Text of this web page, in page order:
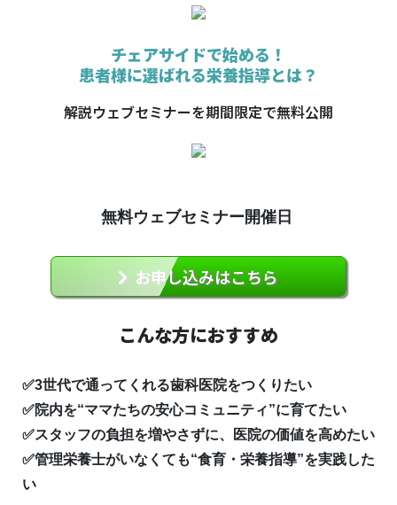
チェアサイドで始める！
患者様に選ばれる栄養指導とは？
解説ウェブセミナーを期間限定で無料公開
無料ウェブセミナー開催日
お申し込みはこちら
こんな方におすすめ
✅3世代で通ってくれる歯科医院をつくりたい
✅院内を“ママたちの安心コミュニティ”に育てたい
✅スタッフの負担を増やさずに、医院の価値を高めたい
✅管理栄養士がいなくても“食育・栄養指導”を実践した
い